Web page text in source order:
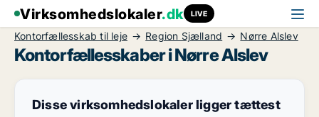
Virksomhedslokaler.dk LIVE
Kontorfællesskab til leje Region Sjælland Nørre Alslev
Kontorfællesskaber i Nørre Alslev
Disse virksomhedslokaler ligger tættest